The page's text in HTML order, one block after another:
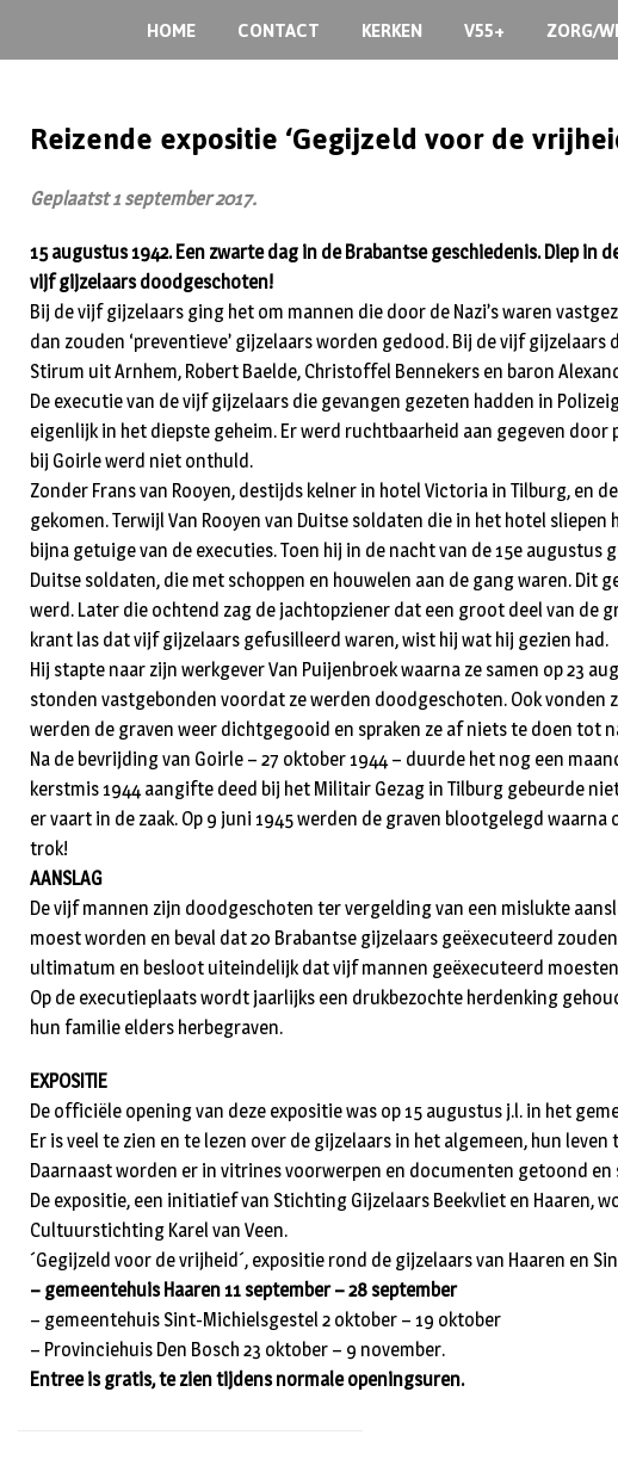
HOME CONTACT KERKEN V55+ ZORG/
Reizende expositie ‘Gegijzeld voor de
Geplaatst 1 september 2017.
15 augustus 1942. Een zwarte dag in de Brabantse geschiedenis. Diep
vijf gijzelaars doodgeschoten!
Bij de vijf gijzelaars ging het om mannen die door de Nazi’s waren
dan zouden ‘preventieve’ gijzelaars worden gedood. Bij de vijf
Stirum uit Arnhem, Robert Baelde, Christoffel Bennekers en baron
De executie van de vijf gijzelaars die gevangen gezeten hadden in
eigenlijk in het diepste geheim. Er werd ruchtbaarheid aan gegeven
bij Goirle werd niet onthuld.
Zonder Frans van Rooyen, destijds kelner in hotel Victoria in Tilburg, en
gekomen. Terwijl Van Rooyen van Duitse soldaten die in het hotel
bijna getuige van de executies. Toen hij in de nacht van de 15e
Duitse soldaten, die met schoppen en houwelen aan de gang waren.
werd. Later die ochtend zag de jachtopziener dat een groot deel van de
krant las dat vijf gijzelaars gefusilleerd waren, wist hij wat hij gezien had.
Hij stapte naar zijn werkgever Van Puijenbroek waarna ze samen op 23
stonden vastgebonden voordat ze werden doodgeschoten. Ook vonden
werden de graven weer dichtgegooid en spraken ze af niets te doen tot
Na de bevrijding van Goirle – 27 oktober 1944 – duurde het nog een
kerstmis 1944 aangifte deed bij het Militair Gezag in Tilburg gebeurde
er vaart in de zaak. Op 9 juni 1945 werden de graven blootgelegd
trok!
AANSLAG
De vijf mannen zijn doodgeschoten ter vergelding van een mislukte
moest worden en beval dat 20 Brabantse gijzelaars geëxecuteerd
ultimatum en besloot uiteindelijk dat vijf mannen geëxecuteerd
Op de executieplaats wordt jaarlijks een drukbezochte herdenking
hun familie elders herbegraven.
EXPOSITIE
De officiële opening van deze expositie was op 15 augustus j.l. in het
Er is veel te zien en te lezen over de gijzelaars in het algemeen, hun
Daarnaast worden er in vitrines voorwerpen en documenten getoond
De expositie, een initiatief van Stichting Gijzelaars Beekvliet en Haaren,
Cultuurstichting Karel van Veen.
´Gegijzeld voor de vrijheid´, expositie rond de gijzelaars van Haaren en
– gemeentehuis Haaren 11 september – 28 september
– gemeentehuis Sint-Michielsgestel 2 oktober – 19 oktober
– Provinciehuis Den Bosch 23 oktober – 9 november.
Entree is gratis, te zien tijdens normale openingsuren.